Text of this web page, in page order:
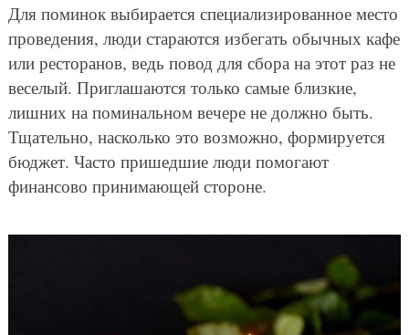
Для поминок выбирается специализированное место
проведения, люди стараются избегать обычных кафе
или ресторанов, ведь повод для сбора на этот раз не
веселый. Приглашаются только самые близкие,
лишних на поминальном вечере не должно быть.
Тщательно, насколько это возможно, формируется
бюджет. Часто пришедшие люди помогают
финансово принимающей стороне.